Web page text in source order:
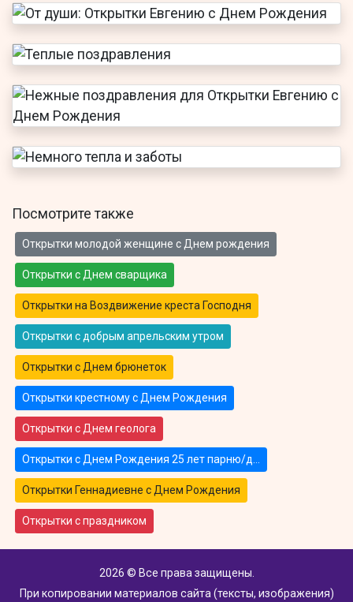
Посмотрите также
Открытки молодой женщине с Днем рождения
Открытки с Днем сварщика
Открытки на Воздвижение креста Господня
Открытки с добрым апрельским утром
Открытки с Днем брюнеток
Открытки крестному с Днем Рождения
Открытки с Днем геолога
Открытки с Днем Рождения 25 лет парню/д…
Открытки Геннадиевне с Днем Рождения
Открытки с праздником
2026 © Все права защищены.
При копировании материалов сайта (тексты, изображения)